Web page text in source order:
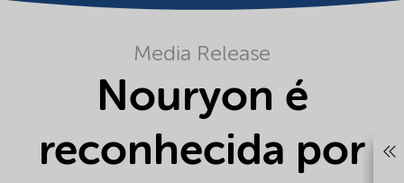
Media Release
Nouryon é
reconhecida por